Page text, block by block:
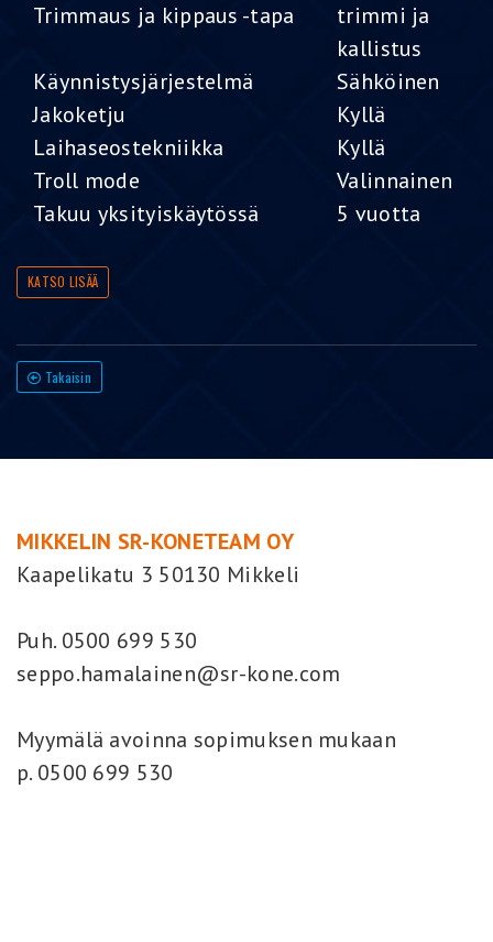
Trimmaus ja kippaus -tapa
trimmi ja
kallistus
Käynnistysjärjestelmä
Sähköinen
Jakoketju
Kyllä
Laihaseostekniikka
Kyllä
Troll mode
Valinnainen
Takuu yksityiskäytössä
5 vuotta
KATSO LISÄÄ
Takaisin
MIKKELIN SR-KONETEAM OY
Kaapelikatu 3 50130 Mikkeli
Puh. 0500 699 530
seppo.hamalainen@sr-kone.com
Myymälä avoinna sopimuksen mukaan
p. 0500 699 530